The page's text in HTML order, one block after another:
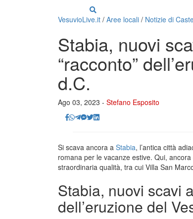
VesuvioLive.it / Aree locali / Notizie di
Stabia, nuovi
“racconto”
d.C.
Ago 03, 2023 - Stefano Esposito
Si scava ancora a Stabia, l’antica città
romana per le vacanze estive. Qui,
straordinaria qualità, tra cui Villa San
Stabia, nuovi scavi
dell’eruzione del